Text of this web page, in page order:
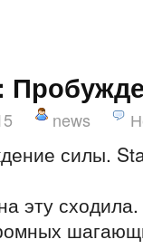
news
силы.
эту